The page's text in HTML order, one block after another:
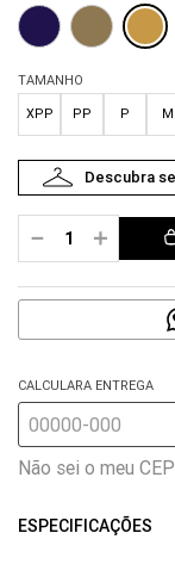
TAMANHO
PP P M
XPP
＋
－
CALCULARA ENTREGA
Não sei o meu CEP
ESPECIFICAÇÕES